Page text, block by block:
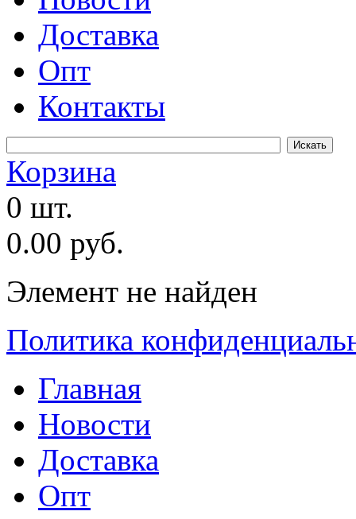
Доставка
Опт
Контакты
Корзина
0 шт.
0.00 руб.
Элемент не найден
Политика
Главная
Новости
Доставка
Опт